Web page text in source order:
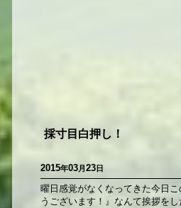
採寸目白押し！
2015年03月23日
曜日感覚がなくなってきた今日
うございます！』なんて挨拶をし